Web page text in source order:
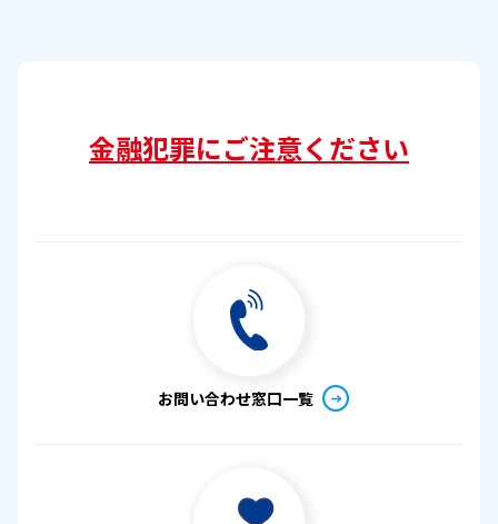
金融犯罪にご注意ください
お問い合わせ窓口一覧